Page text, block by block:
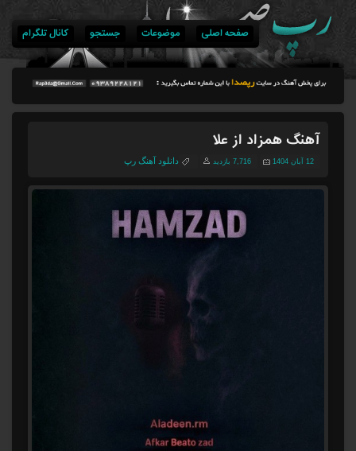
صفحه اصلی موضوعات جستجو کانال تلگرام
آهنگ همزاد از علا
12 آبان 1404 7,716 بازدید دانلود آهنگ رپ